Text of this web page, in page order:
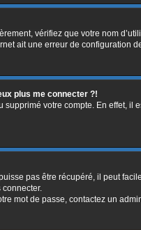
vérifiez que votre nom
ait une erreur de configuration
plus me connecter ?!
supprimé votre compte. En
pas être récupéré, il peut
mot de passe, contactez un